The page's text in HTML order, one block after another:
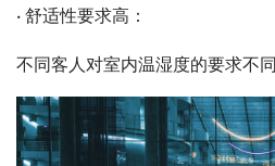
·舒适性要求高：
不同客人对室内温湿度的要求不